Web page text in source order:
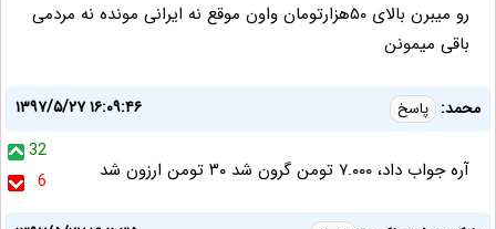
رو میبرن بالای ۵۰هزارتومان واون موقع نه ایرانی مونده نه مردمی
باقی میمونن
محمد: پاسخ
۱۳۹۷/۵/۲۷ ۱۶:۰۹:۴۶
32
6
آره جواب داد، ۷.۰۰۰ تومن گرون شد ۳۰ تومن ارزون شد